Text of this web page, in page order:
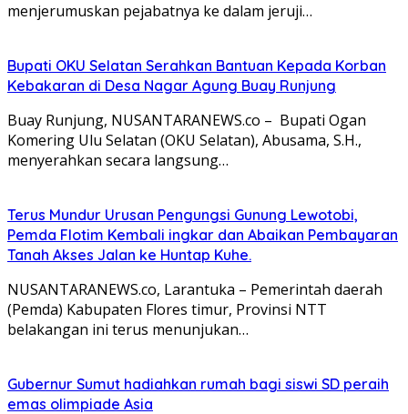
menjerumuskan pejabatnya ke dalam jeruji…
Bupati OKU Selatan Serahkan Bantuan Kepada Korban
Kebakaran di Desa Nagar Agung Buay Runjung
Buay Runjung, NUSANTARANEWS.co – Bupati Ogan
Komering Ulu Selatan (OKU Selatan), Abusama, S.H.,
menyerahkan secara langsung…
Terus Mundur Urusan Pengungsi Gunung Lewotobi,
Pemda Flotim Kembali ingkar dan Abaikan Pembayaran
Tanah Akses Jalan ke Huntap Kuhe.
NUSANTARANEWS.co, Larantuka – Pemerintah daerah
(Pemda) Kabupaten Flores timur, Provinsi NTT
belakangan ini terus menunjukan…
Gubernur Sumut hadiahkan rumah bagi siswi SD peraih
emas olimpiade Asia